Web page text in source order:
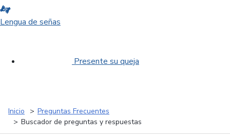
Lengua de señas
Presente su queja
Inicio
Preguntas Frecuentes
Buscador de preguntas y respuestas